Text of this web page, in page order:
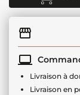
Livraison à
Livraison en